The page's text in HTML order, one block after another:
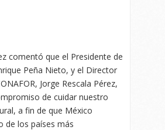
comentó que el Presidente de
Peña Nieto, y el Director
Jorge Rescala Pérez,
de cuidar nuestro
a fin de que México
de los países más